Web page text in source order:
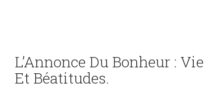
L’Annonce Du Bonheur : Vie
Et Béatitudes.